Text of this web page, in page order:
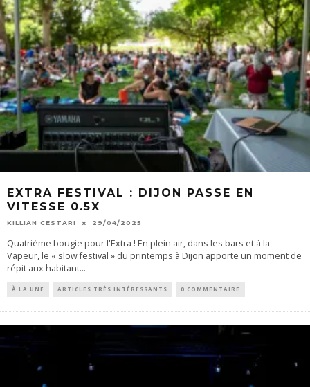
EXTRA FESTIVAL : DIJON PASSE EN
VITESSE 0.5X
KILLIAN CESTARI 29/04/2025
Quatrième bougie pour l'Extra ! En plein air, dans les bars et à la
Vapeur, le « slow festival » du printemps à Dijon apporte un moment de
répit aux habitant...
À LA UNE ARTICLES TRÈS INTÉRESSANTS 0 COMMENTAIRE